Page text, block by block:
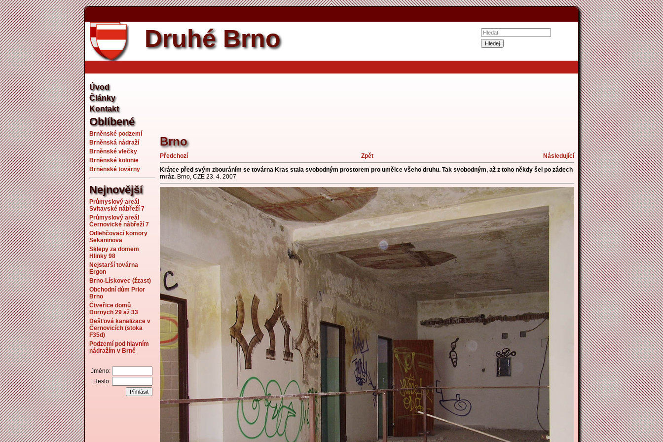
Zpět by se nemělo měnit.
Druhé Brno
Úvod
Články
Kontakt
Oblíbené
Brněnské podzemí
Brněnská nádraží
Brněnské vlečky
Brněnské kolonie
Brněnské továrny
Nejnovější
Průmyslový areál
Svitavské nábřeží 7
Průmyslový areál
Černovické nábřeží 7
Odlehčovací komory
Sekaninova
Sklepy za domem
Hlinky 98
Nejstarší továrna
Ergon
Brno-Lískovec (žzast)
Obchodní dům Prior
Brno
Čtveřice domů
Dornych 29 až 33
Dešťová kanalizace v
Černovicích (stoka
F35d)
Podzemí pod hlavním
nádražím v Brně
Jméno:
Heslo:
Brno
Předchozí Zpět
Následující
Krátce před svým zbouráním se továrna Kras stala svobodným prostorem pro umělce všeho druhu. Tak svobodným, až z toho někdy šel po zádech
mráz. Brno, CZE 23. 4. 2007